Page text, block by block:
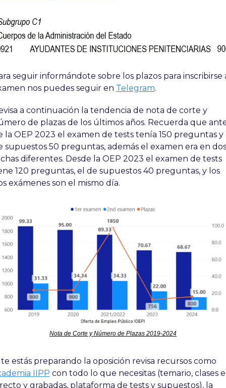
seguir informándote sobre los plazos para inscribirse
nos puedes seguir en Telegram.
a continuación la tendencia de nota de corte y
de plazas de los últimos años. Recuerda que
la OEP 2023 el examen de tests tenía 150 preguntas y
supuestos 50 preguntas, además el examen era en dos
diferentes. Desde la OEP 2023 el examen de tests
120 preguntas, el de supuestos 40 preguntas, y los
exámenes son el mismo día.
Nota de Corte y Número de Plazas 2019-2024
IIPP con todo lo que necesitas (temario, clases